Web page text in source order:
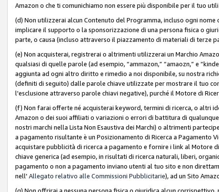
Amazon o che ti comunichiamo non essere più disponibile per il tuo
(d) Non utilizzerai alcun Contenuto del Programma, incluso ogni
implicare il supporto o la sponsorizzazione di una persona fisica o
parte, o causa (incluso attraverso il piazzamento di materiali di terze
(e) Non acquisterai, registrerai o altrimenti utilizzerai un Marchio
qualsiasi di quelle parole (ad esempio, “ammazon,” “amaozn,” e
aggiunta ad ogni altro diritto e rimedio a noi disponibile, su nostra
(definiti di seguito) dalle parole chiave utilizzate per mostrare il tuo
l'esclusione attraverso parole chiavi negative), purché il Motore di
(f) Non farai offerte né acquisterai keyword, termini di ricerca, o altri
Amazon o dei suoi affiliati o variazioni o errori di battitura di
nostri marchi nella Lista Non Esaustiva dei Marchi) o altrimenti
a pagamento risultante è un Posizionamento di Ricerca a Pagamento
acquistare pubblicità di ricerca a pagamento e fornire i link al Motore
chiave generica (ad esempio, in risultati di ricerca naturali, liberi,
pagamento o non a pagamento inviano utenti al tuo sito e non
nell' Allegato relativo alle Commissioni Pubblicitarie), ad un Sito
(g) Non offrirai a nessuna persona fisica o giuridica alcun